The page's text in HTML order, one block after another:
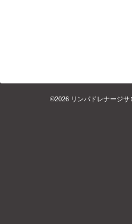
©2026 リンパドレナージサ